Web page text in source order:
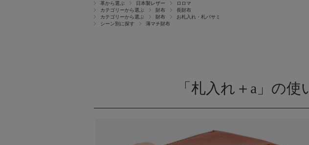
革から選ぶ
日本製レザー
ロロマ
カテゴリーから選ぶ
財布
長財布
カテゴリーから選ぶ
財布
お札入れ・札バサミ
シーン別に探す
薄マチ財布
「札入れ＋a」の